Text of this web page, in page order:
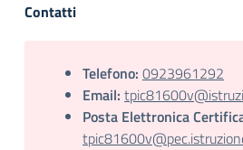
Contatti
Telefono: 0923961292
Email:
Posta Elettronica